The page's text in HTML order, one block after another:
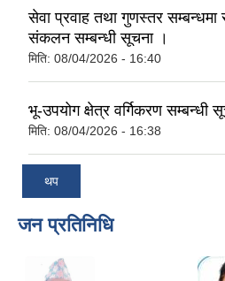
सेवा प्रवाह तथा गुणस्तर सम्बन्धमा
संकलन सम्बन्धी सूचना ।
मिति: 08/04/2026 - 16:40
भू-उपयोग क्षेत्र वर्गिकरण सम्बन्धी
मिति: 08/04/2026 - 16:38
थप
जन प्रतिनिधि